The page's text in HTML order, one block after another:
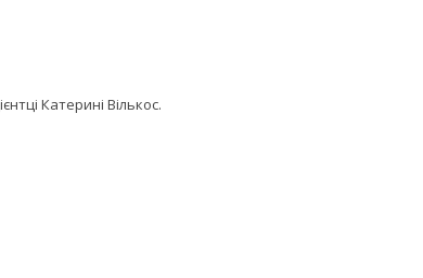
Катерині Вількос.